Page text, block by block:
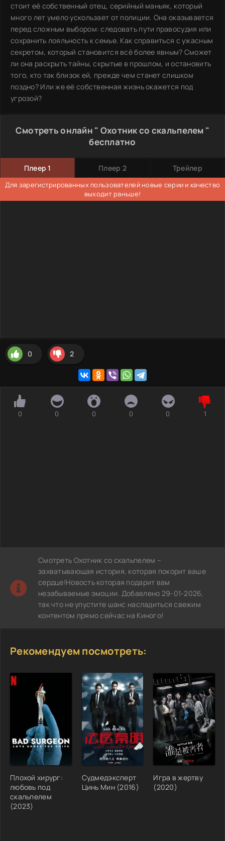
стоит её собственный отец, серийный маньяк, который
много лет умело ускользает от полиции. Она оказывается
перед сложным выбором: следовать пути правосудия или
сохранить лояльность к семье. Как справиться с ужасным
секретом, который становится всё более явным? Сможет
ли она раскрыть тайны, скрытые в прошлом, и остановить
того, кто так близок ей, прежде чем станет слишком
поздно? Или же её собственная жизнь окажется под
угрозой?
Смотреть онлайн " Охотник со скальпелем "
бесплатно
Плеер 1 Плеер 2 Трейлер
Для зарегистрированных пользователей новые серии и качество
выходит раньше!
0 2
0 0 0 0 0 1
Смотреть Охотник со скальпелем –
захватывающая история, которая покорит ваше
сердце!Новость которая подарит вам
незабываемые эмоции. Добавлено 29-01-2026,
так что не упустите шанс насладиться свежим
контентом прямо сейчас на Киного!
Рекомендуем посмотреть:
Плохой хирург:
любовь под
скальпелем
(2023)
Судмедэксперт
Цинь Мин (2016)
Игра в жертву
(2020)